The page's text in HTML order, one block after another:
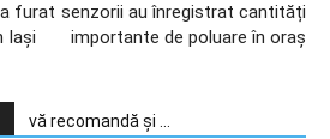
furat
Iași
senzorii au înregistrat cantități
importante de poluare în oraș
vă recomandă și ...